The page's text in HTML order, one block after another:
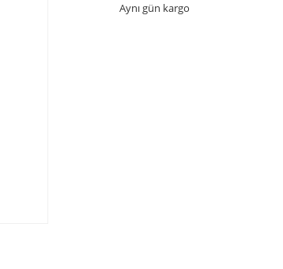
Aynı gün kargo